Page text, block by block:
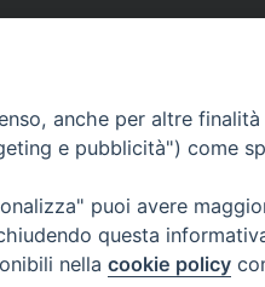
Via Beltrani, 9
Centralino Tel.
Cancelleria Tel.
anche per altre
e pubblicità") come
puoi avere
questa
nella cookie policy